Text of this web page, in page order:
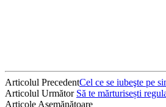
Articolul PrecedentCel ce se iubeşte pe
Articolul Următor Să te mărturisești
Articole Asemănătoare